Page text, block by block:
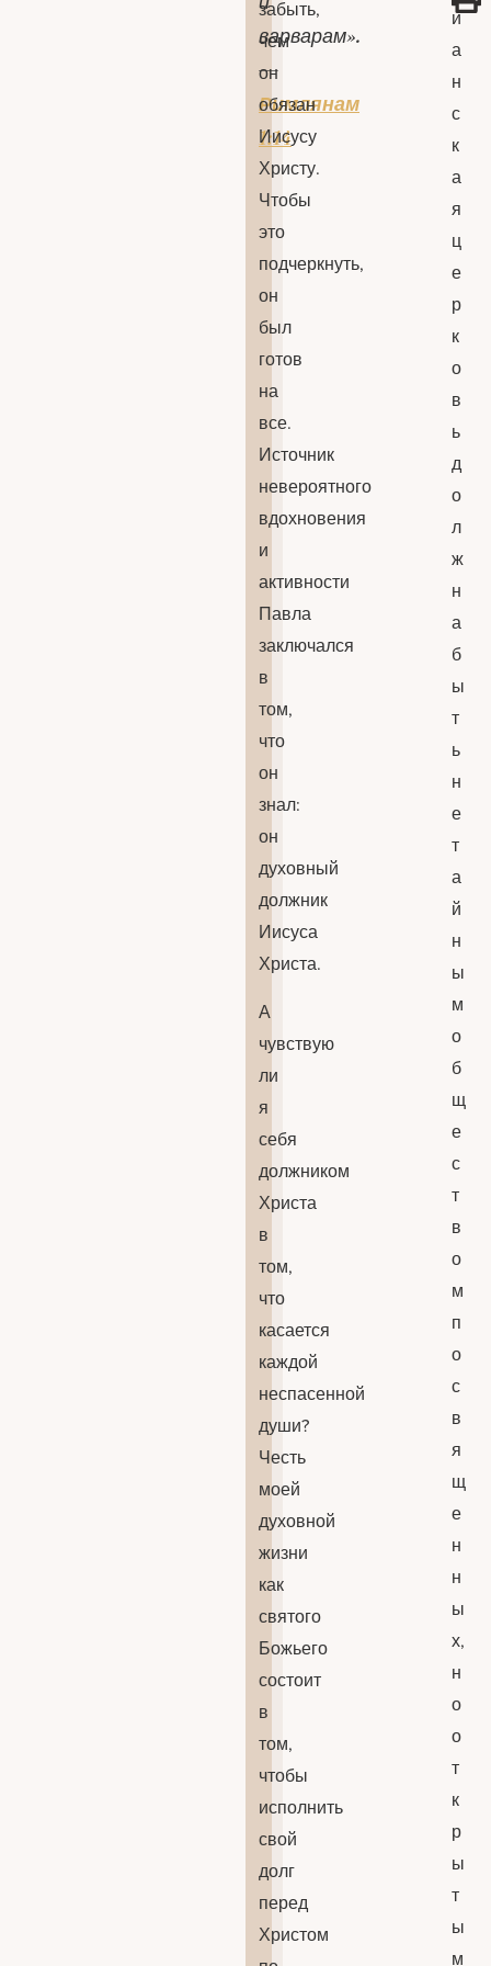
варварам».
—
Римлянам
1:14
забыть,
чем
он
обязан
Иисусу
Христу.
Чтобы
это
подчеркнуть,
он
был
готов
на
все.
Источник
невероятного
вдохновения
и
активности
Павла
заключался
в
том,
что
он
знал:
он
духовный
должник
Иисуса
Христа.
А
чувствую
ли
я
себя
должником
Христа
в
том,
что
касается
каждой
неспасенной
души?
Честь
моей
духовной
жизни
как
святого
Божьего
состоит
в
том,
чтобы
исполнить
свой
долг
перед
Христом
и
а
н
с
к
а
я
ц
е
р
к
о
в
ь
д
о
л
ж
н
а
б
ы
т
ь
н
е
т
а
й
н
ы
м
о
б
щ
е
с
т
в
о
м
п
о
с
в
я
щ
е
н
н
ы
х,
н
о
о
т
к
р
ы
т
ы
м